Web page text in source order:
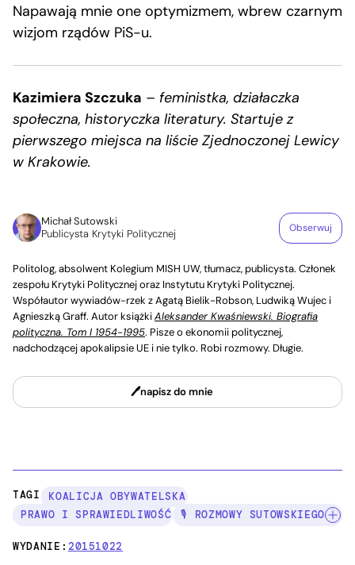
Napawają mnie one optymizmem, wbrew czarnym
wizjom rządów PiS-u.
Kazimiera Szczuka – feministka, działaczka
społeczna, historyczka literatury. Startuje z
pierwszego miejsca na liście Zjednoczonej Lewicy
w Krakowie.
Michał Sutowski
Publicysta Krytyki Politycznej
Obserwuj
Politolog, absolwent Kolegium MISH UW, tłumacz, publicysta. Członek
zespołu Krytyki Politycznej oraz Instytutu Krytyki Politycznej.
Współautor wywiadów-rzek z Agatą Bielik-Robson, Ludwiką Wujec i
Agnieszką Graff. Autor książkiAleksander Kwaśniewski. Biografia
polityczna. Tom I 1954-1995. Pisze o ekonomii politycznej,
nadchodzącej apokalipsie UE i nie tylko. Robi rozmowy. Długie.
napisz do mnie
TAGI:
KOALICJA OBYWATELSKA
PRAWO I SPRAWIEDLIWOŚĆ
🎙️ ROZMOWY SUTOWSKIEGO
WYDANIE:20151022